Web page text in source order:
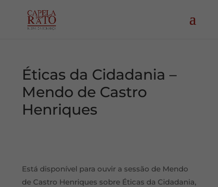
Éticas da Cidadania –
Mendo de Castro
Henriques
Está disponível para ouvir a sessão de Mendo
de Castro Henriques sobre Éticas da Cidadania,